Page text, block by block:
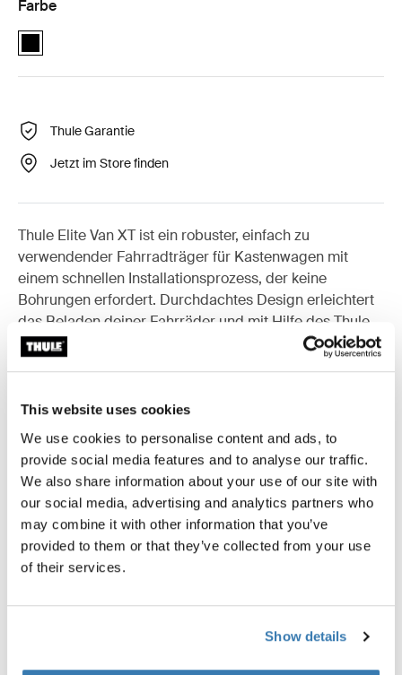
This website uses cookies
We use cookies to personalise content and ads, to
provide social media features and to analyse our traffic.
We also share information about your use of our site with
our social media, advertising and analytics partners who
may combine it with other information that you’ve
provided to them or that they’ve collected from your use
of their services.
Show details
Farbe
Thule Elite Van XT VW Crafter Schwarz (selected)
Thule Garantie
Jetzt im Store finden
Thule Elite Van XT ist ein robuster, einfach zu
verwendender Fahrradträger für Kastenwagen mit
einem schnellen Installationsprozess, der keine
Bohrungen erfordert. Durchdachtes Design erleichtert
das Beladen deiner Fahrräder und mit Hilfe des Thule
AcuTight Drehmomentbegrenzers weißt du, wann die
Kastenwagens bequem öffnen und am Ende der Saison
lässt sich der Fahrradträger leicht demontieren.
Zubehör für Thule Elite Van XT